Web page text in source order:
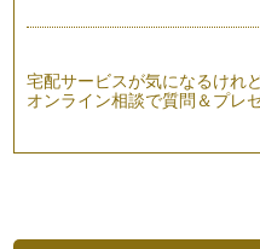
宅配サービスが気になるけれ
オンライン相談で質問＆プレ